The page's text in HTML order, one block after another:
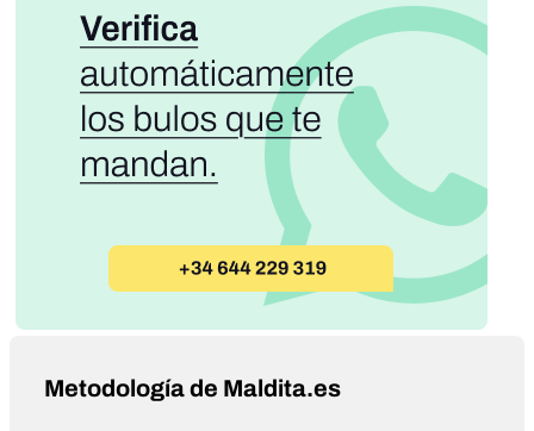
Metodología de Maldita.es